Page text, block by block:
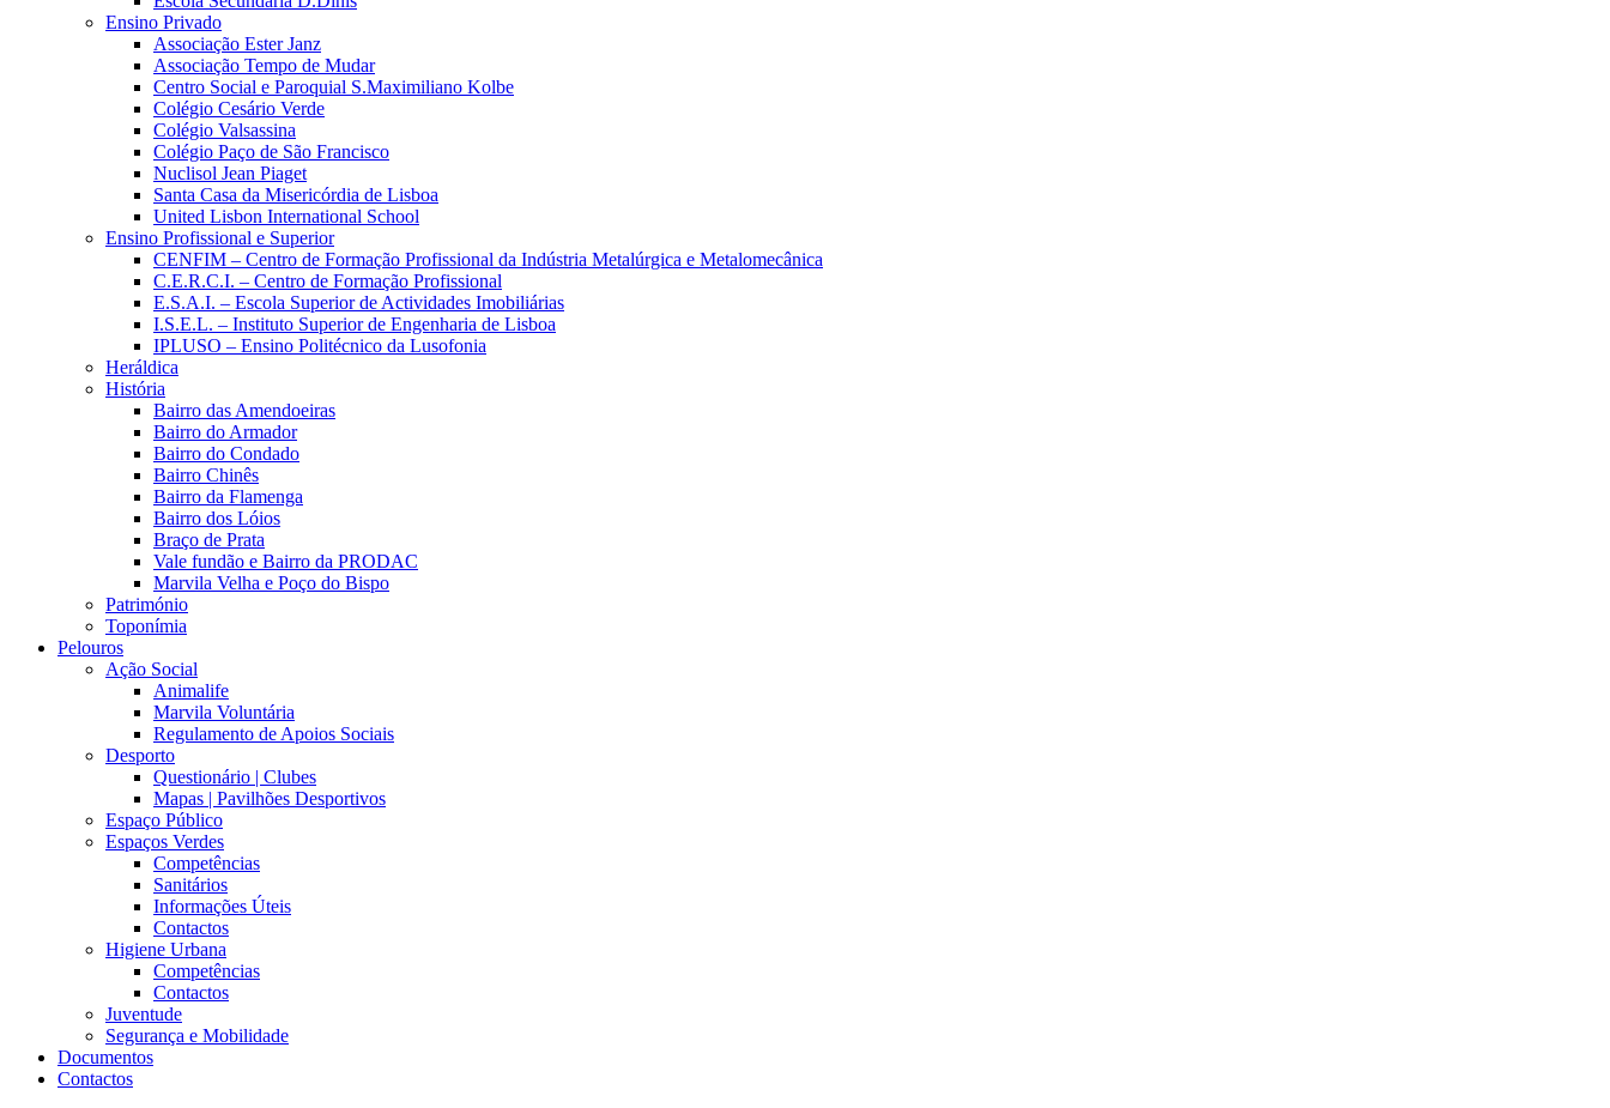
Ensino Privado
Associação Ester Janz
Associação Tempo de Mudar
Centro Social e Paroquial S.Maximiliano Kolbe
Colégio Cesário Verde
Colégio Valsassina
Colégio Paço de São Francisco
Nuclisol Jean Piaget
Santa Casa da Misericórdia de Lisboa
United Lisbon International School
Ensino Profissional e Superior
CENFIM – Centro de Formação Profissional da Indústria Metalúrgica e Metalomecânica
C.E.R.C.I. – Centro de Formação Profissional
E.S.A.I. – Escola Superior de Actividades Imobiliárias
I.S.E.L. – Instituto Superior de Engenharia de Lisboa
IPLUSO – Ensino Politécnico da Lusofonia
Heráldica
História
Bairro das Amendoeiras
Bairro do Armador
Bairro do Condado
Bairro Chinês
Bairro da Flamenga
Bairro dos Lóios
Braço de Prata
Vale fundão e Bairro da PRODAC
Marvila Velha e Poço do Bispo
Património
Toponímia
Pelouros
Ação Social
Animalife
Marvila Voluntária
Regulamento de Apoios Sociais
Desporto
Questionário | Clubes
Mapas | Pavilhões Desportivos
Espaço Público
Espaços Verdes
Competências
Sanitários
Informações Úteis
Contactos
Higiene Urbana
Competências
Contactos
Juventude
Segurança e Mobilidade
Documentos
Contactos